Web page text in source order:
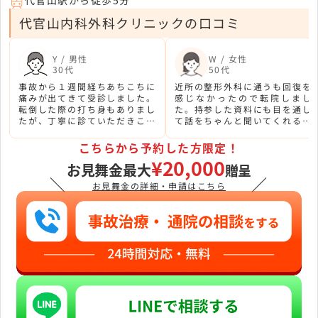
代官山内科外科クリニックの口コミ
Y / 男性
30代
事故から１週間経ちあちこちに
痛みが出てきて受診しました。
転倒した際の打ち身もありまし
たが、丁寧に診ていただきこれ
良かったです。
W / 女性
50代
近所の整形外科に通うも回復を
感じなかったので転院しまし
た。持参した資料にも目を通し
て話をちゃんと聞いてくれる先
お世話になります。
＼
こちらから予約した方限定！
お見舞金最大¥20,000贈呈
お見舞金の詳細・申請はこちら ／